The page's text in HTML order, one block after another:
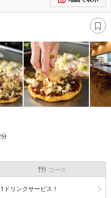
コース
リンクサービス！